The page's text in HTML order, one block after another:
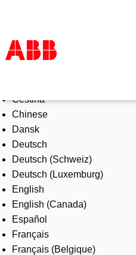
Products & Solutions
Industries
Services
About us
Where to buy
Contact us
Careers
Čeština
Chinese
Dansk
Deutsch
Deutsch (Schweiz)
Deutsch (Luxemburg)
English
English (Canada)
Español
Français
Français (Belgique)